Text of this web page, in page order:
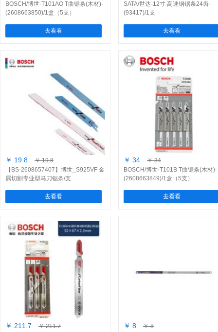
BOSCH/博世-T101AO T曲锯条(木材)-
(2608663850)/1盒（5支）
去看看
SATA/世达-12寸 高速钢锯条24齿-
(93417)/1支
去看看
￥ 19.8
￥ 19.8
【BS-2608657407】博世_S925VF 金
属切割专业型马刀锯条/支
去看看
￥ 34
￥ 34
BOSCH/博世-T101B T曲锯条(木材)-
(2608663849)/1盒（5支）
去看看
￥ 211.7 ￥ 211.7 ￥ 8 ￥ 8